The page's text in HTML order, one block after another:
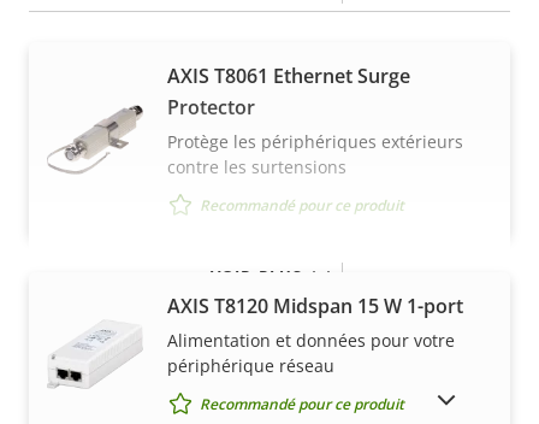
Description
de la
la
Prise en charge audio
Réseau
propriété
–
Sécurité
VOIR PLUS
AXIS T8061 Ethernet Surge
Protector
Protège les périphériques extérieurs
contre les surtensions
Recommandé pour ce produit
AXIS T8120 Midspan 15 W 1-port
Alimentation et données pour votre
périphérique réseau
Recommandé pour ce produit
AFFICHER LES PRODUITS ABANDONNÉS